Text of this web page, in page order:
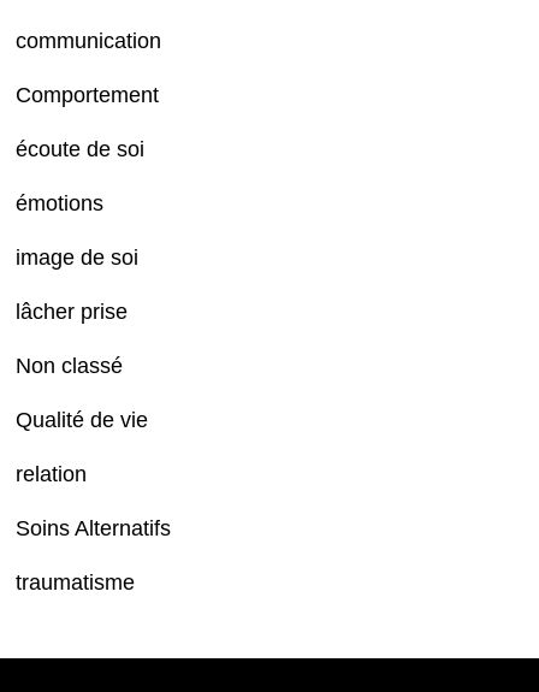
communication
Comportement
écoute de soi
émotions
image de soi
lâcher prise
Non classé
Qualité de vie
relation
Soins Alternatifs
traumatisme